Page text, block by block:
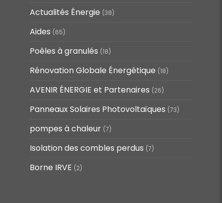
Actualités Énergie (38)
Aides (65)
Poêles à granulés (18)
Rénovation Globale Énergétique (18)
AVENIR ÉNERGIE et Partenaires (26)
Panneaux Solaires Photovoltaïques (73)
pompes à chaleur (7)
Isolation des combles perdus (7)
Borne IRVE (2)